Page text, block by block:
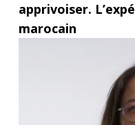
apprivoiser.
marocain